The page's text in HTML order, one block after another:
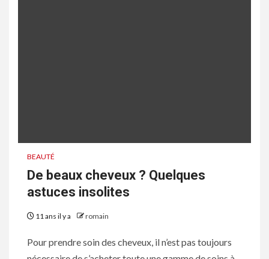
BEAUTÉ
De beaux cheveux ? Quelques
astuces insolites
11 ans il y a romain
Pour prendre soin des cheveux, il n’est pas toujours